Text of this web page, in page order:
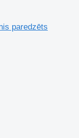
paredzēts